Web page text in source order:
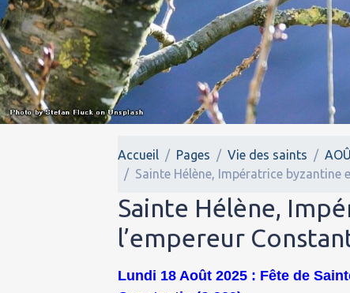
Accueil Pages Vie des saints
Sainte Hélène, Impératrice byzantine
Sainte Hélène,
l’empereur
Lundi 18 Août 2025 : Fête de